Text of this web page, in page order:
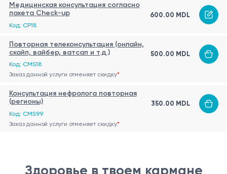
Медицинская консультация согласно
пакета Check-up
Код: CP18
600.00 MDL
Повторная телеконсультация (онлайн,
скайп, вайбер, ватсап и т.д.)
Код: CMS18
500.00 MDL
Заказ данной услуги отменяет скидку*
Консультация нефролога повторная
(регионы)
Код: CMS99
350.00 MDL
Заказ данной услуги отменяет скидку*
Здоровье в твоем кармане